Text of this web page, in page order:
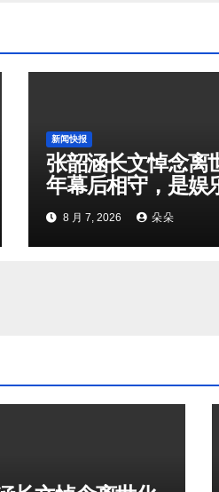
新闻快报
张韶涵长文悼念离
年幕后相守，是娱
向奔赴
8 月 7, 2026 朵朵